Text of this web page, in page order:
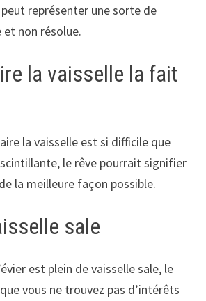
représenter une sorte de
et non résolue.
la vaisselle la fait
la vaisselle est si difficile que
le rêve pourrait signifier
la meilleure façon possible.
sale
est plein de vaisselle sale, le
vous ne trouvez pas d’intérêts